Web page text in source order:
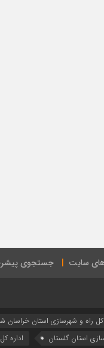
سایت جستجوی
كل راه و شهرسازي استان خراسان
استان گلستان اداره